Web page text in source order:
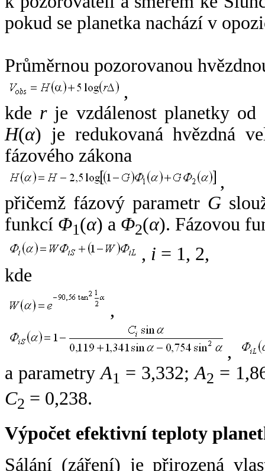
pokud se planetka nachází v
Průměrnou pozorovanou
,
kde rje vzdálenost planetky od
H(α) je redukovaná hvězdná
fázového zákona
,
přičemž fázový parametr G
funkcí Φ1(α) a Φ2(α). Fázovou
, i = 1, 2,
kde
,
,
a parametryA1 = 3,332;A2 =
C2 = 0,238.
Výpočet efektivní teploty
Sálání (záření) je přirozená